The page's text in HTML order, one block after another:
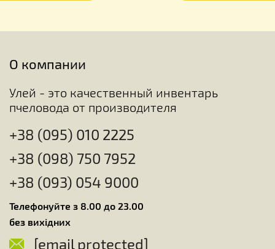
О компании
Улей - это качественный инвентарь
пчеловода от производителя
+38 (095) 010 2225
+38 (098) 750 7952
+38 (093) 054 9000
Телефонуйте з 8.00 до 23.00
без вихідних
[email protected]